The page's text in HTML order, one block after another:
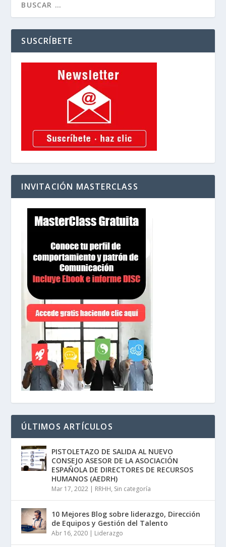
SUSCRÍBETE
INVITACIÓN MASTERCLASS
ÚLTIMOS ARTÍCULOS
PISTOLETAZO DE SALIDA AL NUEVO
CONSEJO ASESOR DE LA ASOCIACIÓN
ESPAÑOLA DE DIRECTORES DE RECURSOS
HUMANOS (AEDRH)
Mar 17, 2022 | RRHH, Sin categoría
10 Mejores Blog sobre liderazgo, Dirección
de Equipos y Gestión del Talento
Abr 16, 2020 | Liderazgo